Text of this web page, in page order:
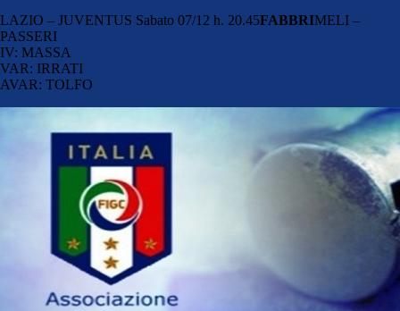
LAZIO – JUVENTUS Sabato 07/12 h. 20.45FABBRIMELI –
PASSERI
IV: MASSA
VAR: IRRATI
AVAR: TOLFO